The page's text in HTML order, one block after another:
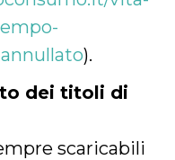
).
dei titoli di
scaricabili